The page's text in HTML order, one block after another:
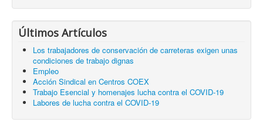
Últimos Artículos
Los trabajadores de conservación de carreteras exigen unas
condiciones de trabajo dignas
Empleo
Acción Sindical en Centros COEX
Trabajo Esencial y homenajes lucha contra el COVID-19
Labores de lucha contra el COVID-19